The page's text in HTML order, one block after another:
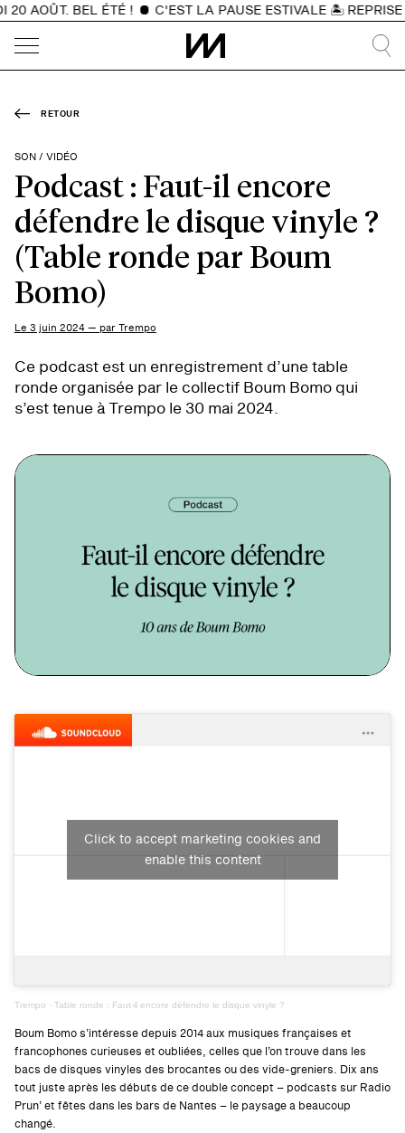
AOÛT. BEL ÉTÉ ! C'EST LA PAUSE ESTIVALE 🏝️ REPRISE
RETOUR
SON / VIDÉO
Podcast : Faut-il encore
défendre le disque vinyle ?
(Table ronde par Boum
Bomo)
Le 3 juin 2024 — par Trempo
Ce podcast est un enregistrement d’une table
ronde organisée par le collectif Boum Bomo qui
s’est tenue à Trempo le 30 mai 2024.
Click to accept marketing cookies and
enable this content
Trempo · Table ronde : Faut-il encore défendre le disque vinyle ?
Boum Bomo s’intéresse depuis 2014 aux musiques françaises et
francophones curieuses et oubliées, celles que l’on trouve dans les
bacs de disques vinyles des brocantes ou des vide-greniers. Dix ans
tout juste après les débuts de ce double concept – podcasts sur Radio
Prun’ et fêtes dans les bars de Nantes – le paysage a beaucoup
changé.